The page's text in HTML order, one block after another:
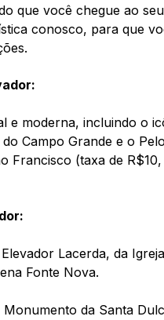
que você chegue ao
conosco, para que
e moderna, incluindo o
Campo Grande e o
Francisco (taxa de
Lacerda, da
Fonte Nova.
da Santa